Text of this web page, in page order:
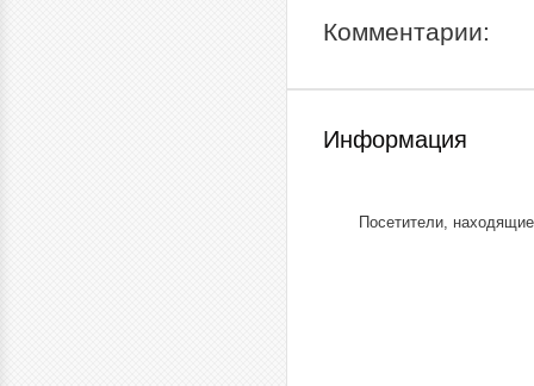
Комментарии:
Информация
Посетители,